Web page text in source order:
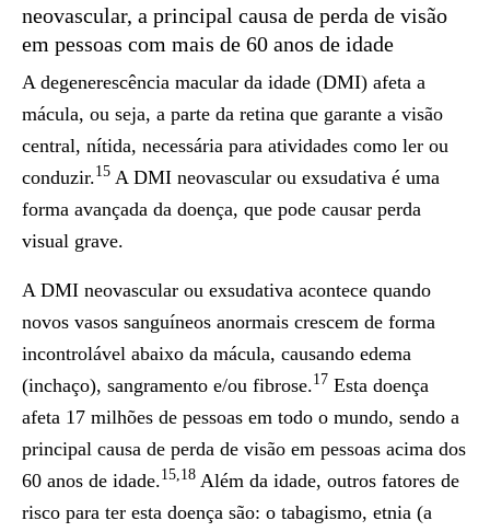
neovascular, a principal causa de perda de visão
em pessoas com mais de 60 anos de idade
A degenerescência macular da idade (DMI) afeta a
mácula, ou seja, a parte da retina que garante a visão
central, nítida, necessária para atividades como ler ou
conduzir.15 A DMI neovascular ou exsudativa é uma
forma avançada da doença, que pode causar perda
visual grave.
A DMI neovascular ou exsudativa acontece quando
novos vasos sanguíneos anormais crescem de forma
incontrolável abaixo da mácula, causando edema
(inchaço), sangramento e/ou fibrose.17 Esta doença
afeta 17 milhões de pessoas em todo o mundo, sendo a
principal causa de perda de visão em pessoas acima dos
60 anos de idade.15,18 Além da idade, outros fatores de
risco para ter esta doença são: o tabagismo, etnia (a